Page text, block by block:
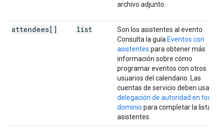
archivo adjunto.
attendees[] list
Son los asistentes al evento.
Consulta la guía Eventos con
asistentes para obtener más
información sobre cómo
programar eventos con otros
usuarios del calendario. Las
cuentas de servicio deben usar
delegación de autoridad en todo
dominio para completar la lista
asistentes.